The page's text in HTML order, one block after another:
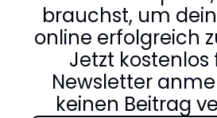
brauchst, um
online erfolgreich
Jetzt kostenlos
Newsletter
keinen Beitrag